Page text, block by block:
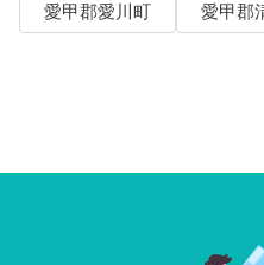
愛甲郡愛川町
愛甲郡